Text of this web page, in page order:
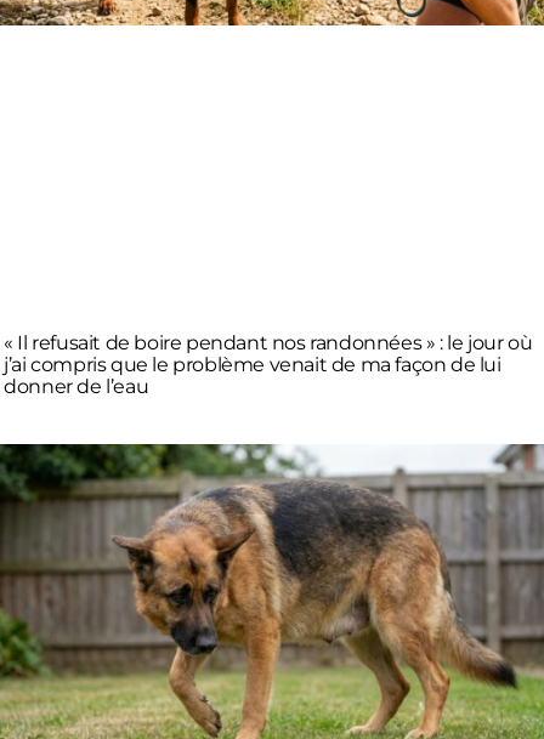
« Il refusait de boire pendant nos randonnées » : le jour où
j’ai compris que le problème venait de ma façon de lui
donner de l’eau